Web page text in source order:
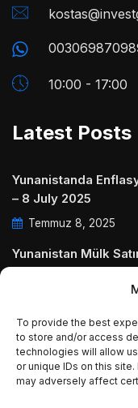
To provide the best
to store and/or access
technologies will allow
or unique IDs on this
may adversely affect
10:00 - 17:00
Latest Posts
Yunanistanda
– 8 July 2025
Temmuz 8, 2025
Yunanistan Mülk
July 2025
Temmuz 5, 2025